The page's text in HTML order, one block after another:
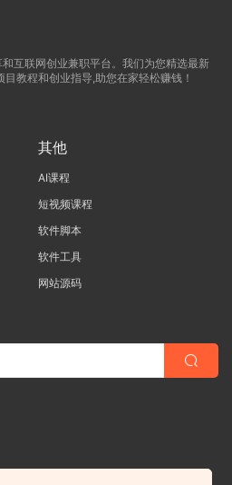
互联网创业兼职平台。我们为您精选最新
教程和创业指导,助您在家轻松赚钱！
其他
AI课程
短视频课程
软件脚本
软件工具
网站源码